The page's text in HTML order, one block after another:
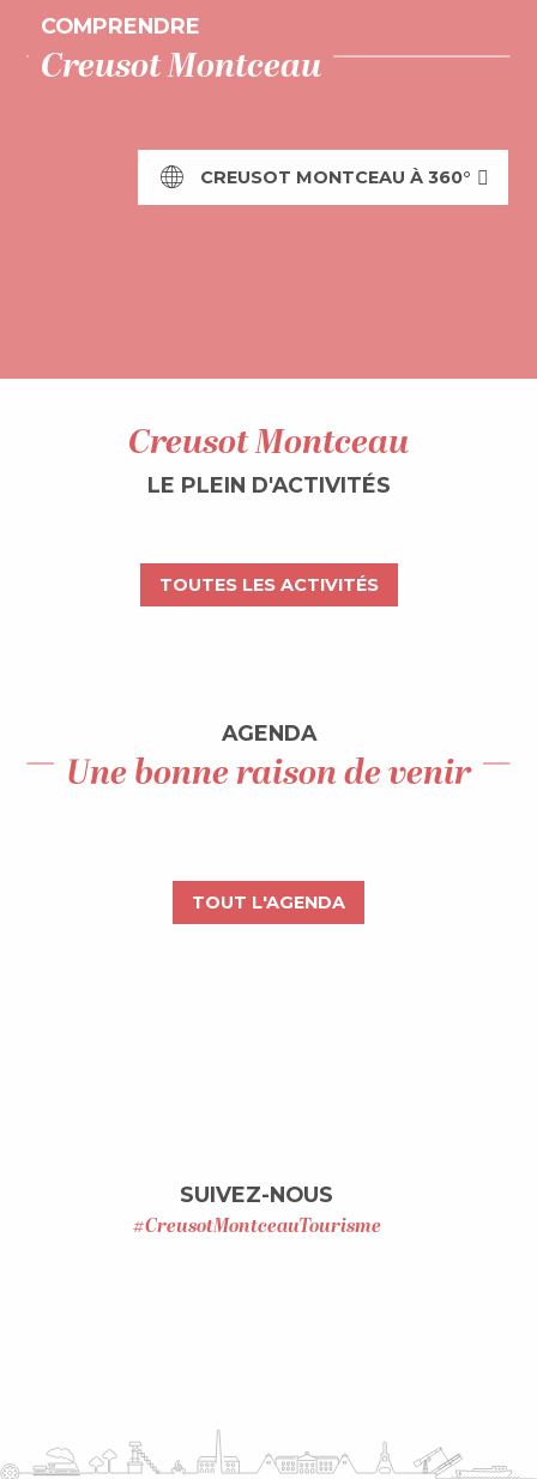
COMPRENDRE
Creusot Montceau
CREUSOT MONTCEAU À 360°
Creusot Montceau
LE PLEIN D'ACTIVITÉS
LIRE LA SUITE
TOUTES LES ACTIVITÉS
AGENDA
Une bonne raison de venir
8
TOUT L'AGENDA
SUIVEZ-NOUS
#CreusotMontceauTourisme